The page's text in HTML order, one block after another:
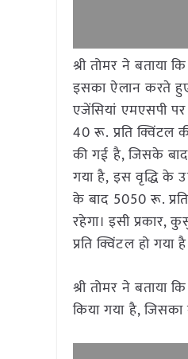
श्री तोमर ने
इसका ऐलान करते
एजेंसियां एमएसपी
40 रू. प्रति क्विंटल
की गई है, जिसके
गया है, इस वृद्धि के
के बाद 5050 रू.
रहेगा। इसी
प्रति क्विंटल हो गया
श्री तोमर ने
किया गया है, जिसका